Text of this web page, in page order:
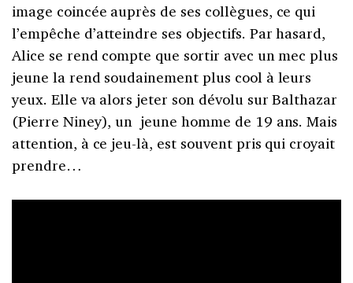
image coincée auprès de ses collègues, ce qui
l’empêche d’atteindre ses objectifs. Par hasard,
Alice se rend compte que sortir avec un mec plus
jeune la rend soudainement plus cool à leurs
yeux. Elle va alors jeter son dévolu sur Balthazar
(Pierre Niney), un jeune homme de 19 ans. Mais
attention, à ce jeu-là, est souvent pris qui croyait
prendre…